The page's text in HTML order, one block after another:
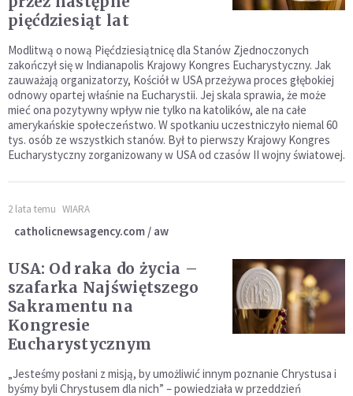
pięćdziesiąt lat
Modlitwą o nową Pięćdziesiątnicę dla Stanów Zjednoczonych
zakończył się w Indianapolis Krajowy Kongres Eucharystyczny. Jak
zauważają organizatorzy, Kościół w USA przeżywa proces głębokiej
odnowy opartej właśnie na Eucharystii. Jej skala sprawia, że może
mieć ona pozytywny wpływ nie tylko na katolików, ale na całe
amerykańskie społeczeństwo. W spotkaniu uczestniczyło niemal 60
tys. osób ze wszystkich stanów. Był to pierwszy Krajowy Kongres
Eucharystyczny zorganizowany w USA od czasów II wojny światowej.
2 lata temu WIARA
catholicnewsagency.com / aw
USA: Od raka do życia –
szafarka Najświętszego
Sakramentu na
Kongresie
Eucharystycznym
„Jesteśmy posłani z misją, by umożliwić innym poznanie Chrystusa i
byśmy byli Chrystusem dla nich” – powiedziała w przeddzień